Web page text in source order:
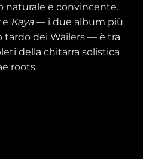
naturale e convincente.
e Kaya— i due album più
dei Wailers — è tra
della chitarra solistica
roots.